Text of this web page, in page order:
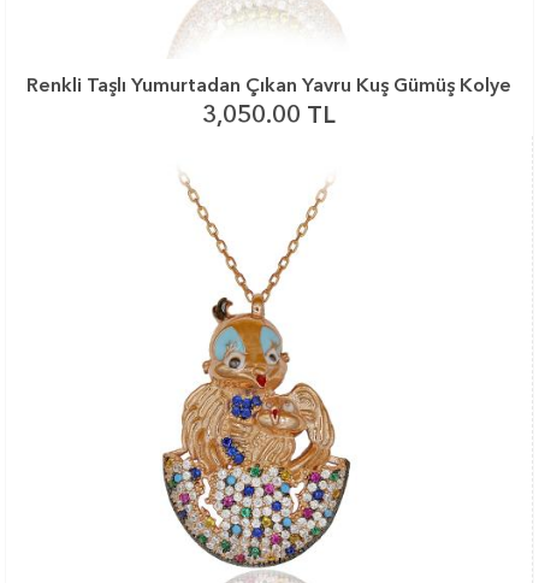
Renkli Taşlı Yumurtadan Çıkan Yavru Kuş Gümüş Kolye
3,050.00 TL